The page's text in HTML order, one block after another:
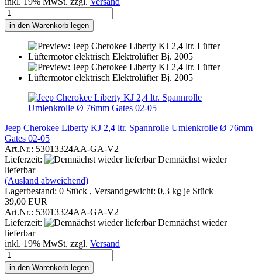
in den Warenkorb legen
Jeep Cherokee Liberty KJ 2,4 ltr. Spannrolle Umlenkrolle Ø 76mm
Gates 02-05
Art.Nr.: 53013324AA-GA-V2
Lieferzeit:
Demnächst wieder
lieferbar
(Ausland abweichend)
Lagerbestand: 0 Stück , Versandgewicht: 0,3 kg je Stück
39,00 EUR
Art.Nr.: 53013324AA-GA-V2
Lieferzeit:
Demnächst wieder
lieferbar
inkl. 19% MwSt. zzgl. Versand
in den Warenkorb legen